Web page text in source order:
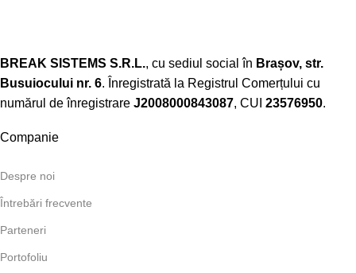
BREAK SISTEMS S.R.L., cu sediul social în Brașov, str.
Busuiocului nr. 6. Înregistrată la Registrul Comerțului cu
numărul de înregistrare J2008000843087, CUI 23576950.​
Companie
Despre noi
Întrebări frecvente
Parteneri
Portofoliu